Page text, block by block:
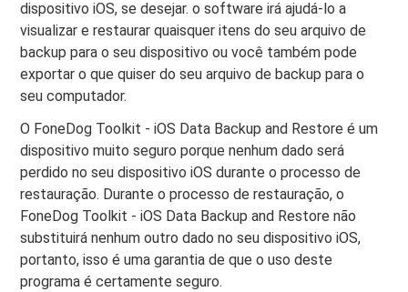
dispositivo iOS, se desejar. o software irá ajudá-lo a
visualizar e restaurar quaisquer itens do seu arquivo de
backup para o seu dispositivo ou você também pode
exportar o que quiser do seu arquivo de backup para o
seu computador.
O FoneDog Toolkit - iOS Data Backup and Restore é um
dispositivo muito seguro porque nenhum dado será
perdido no seu dispositivo iOS durante o processo de
restauração. Durante o processo de restauração, o
FoneDog Toolkit - iOS Data Backup and Restore não
substituirá nenhum outro dado no seu dispositivo iOS,
portanto, isso é uma garantia de que o uso deste
programa é certamente seguro.